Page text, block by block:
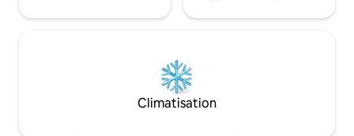
Climatisation